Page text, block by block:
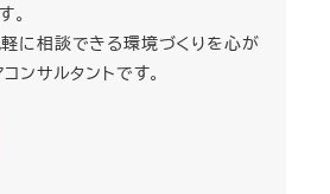
。
に相談できる環境づくりを心が
ンサルタントです。